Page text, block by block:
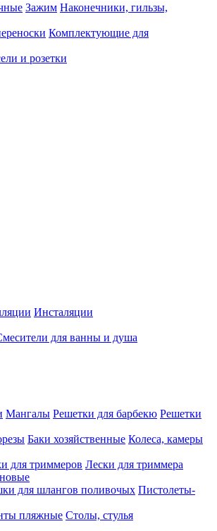
Зажим Наконечники, гильзы,
Комплектующие для
и розетки
Инсталяции
для ванны и душа
Мангалы Решетки для барбекю Решетки
Баки хозяйственные Колеса, камеры
для триммеров Лески для триммера
для шлангов поливочых Пистолеты-
пляжные Столы, стулья